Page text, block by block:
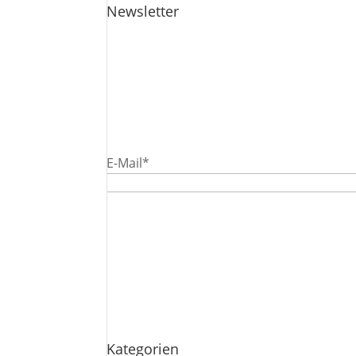
Newsletter
E-Mail*
Kategorien